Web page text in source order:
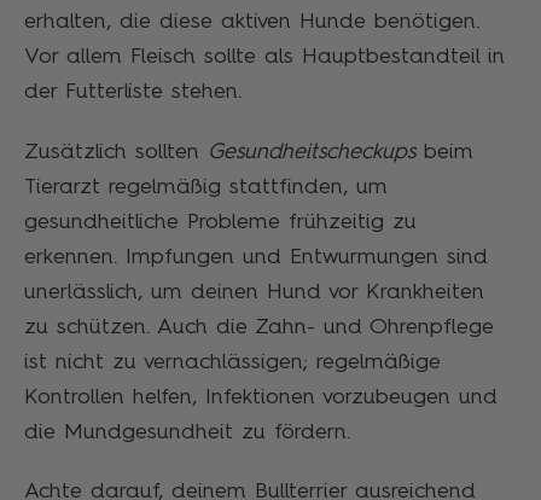
erhalten, die diese aktiven Hunde benötigen.
Vor allem Fleisch sollte als Hauptbestandteil in
der Futterliste stehen.
Zusätzlich sollten Gesundheitscheckupsbeim
Tierarzt regelmäßig stattfinden, um
gesundheitliche Probleme frühzeitig zu
erkennen. Impfungen und Entwurmungen sind
unerlässlich, um deinen Hund vor Krankheiten
zu schützen. Auch die Zahn- und Ohrenpflege
ist nicht zu vernachlässigen; regelmäßige
Kontrollen helfen, Infektionen vorzubeugen und
die Mundgesundheit zu fördern.
Achte darauf, deinem Bullterrier ausreichend